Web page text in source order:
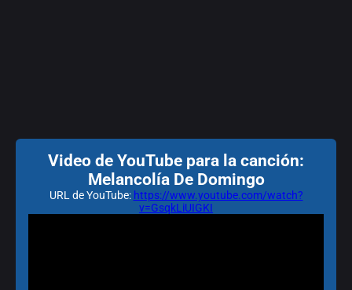
Video de YouTube para la canción:
Melancolía De Domingo
URL de YouTube: https://www.youtube.com/watch?
v=GsqkLiUIGKI